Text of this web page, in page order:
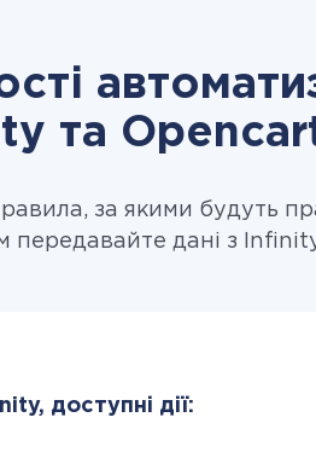
та
за якими будуть
передавайте дані з
доступні дії: